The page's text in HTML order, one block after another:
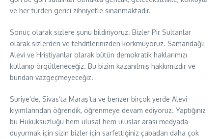
ve her türden gerici zihniyetle sınanmaktadır.
Sonuç olarak sizlere şunu bildiriyoruz. Bizler Pir Sultanlar
olarak sizlerden ve tehditlerinizden korkmuyoruz. Samandağlı
Alevi ve Hristiyanlar olarak bütün demokratik haklarımızı
kullanıp örgütleneceğiz. Bu bizim kazanılmış hakkımızdır ve
bundan vazgeçmeyeceğiz.
Suriye’de, Sivas’ta Maraş’ta ve benzer birçok yerde Alevi
kıyımlarından öğrendik, öğrenmeye devam ediyoruz. Yaptığınız
bu Hukuksuzluğu hem ulusal hem uluslar arası medyada
duyurmak için sizin bizler için sarfettiğiniz çabadan daha çok